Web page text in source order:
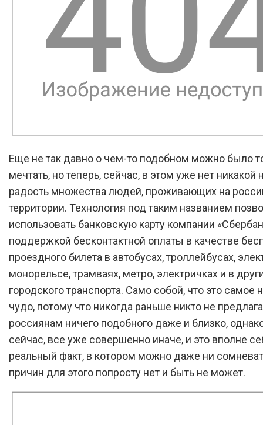
Еще не так давно о чем-то подобном можно было
мечтать, но теперь, сейчас, в этом уже нет
радость множества людей, проживающих на
территории. Технология под таким названием
использовать банковскую карту компании
поддержкой бесконтактной оплаты в качестве
проездного билета в автобусах, троллейбусах,
монорельсе, трамваях, метро, электричках и в
городского транспорта. Само собой, что это самое
чудо, потому что никогда раньше никто не
россиянам ничего подобного даже и близко,
сейчас, все уже совершенно иначе, и это вполне
реальный факт, в котором можно даже ни
причин для этого попросту нет и быть не может.